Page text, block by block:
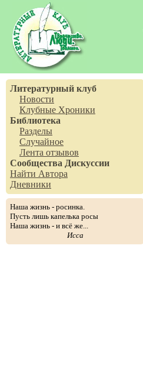
Литературный клуб
Новости
Клубные Хроники
Библиотека
Разделы
Случайное
Лента отзывов
Сообщества Дискуссии
Найти Автора
Дневники
Наша жизнь - росинка.
Пусть лишь капелька росы
Наша жизнь - и всё же...
Исса